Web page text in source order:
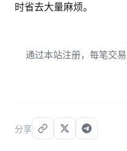
时省去大量麻烦。
通过本站注册，每笔交
分享